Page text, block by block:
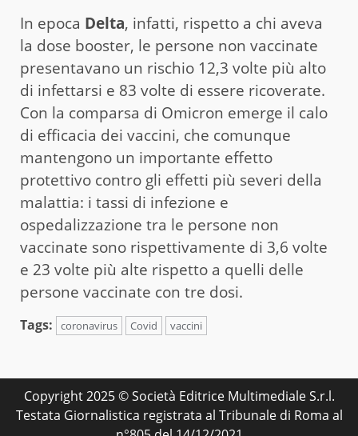
In epoca Delta, infatti, rispetto a chi aveva
la dose booster, le persone non vaccinate
presentavano un rischio 12,3 volte più alto
di infettarsi e 83 volte di essere ricoverate.
Con la comparsa di Omicron emerge il calo
di efficacia dei vaccini, che comunque
mantengono un importante effetto
protettivo contro gli effetti più severi della
malattia: i tassi di infezione e
ospedalizzazione tra le persone non
vaccinate sono rispettivamente di 3,6 volte
e 23 volte più alte rispetto a quelli delle
persone vaccinate con tre dosi.
Tags: coronavirus Covid vaccini
Copyright 2025 © Società Editrice Multimediale S.r.l.
Testata Giornalistica registrata al Tribunale di Roma al